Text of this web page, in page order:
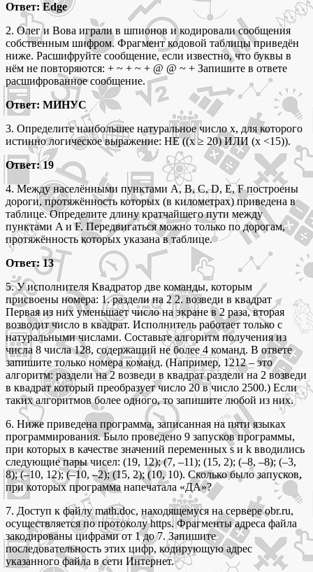
Ответ: Edge
2. Олег и Вова играли в шпионов и кодировали сообщения
собственным шифром. Фрагмент кодовой таблицы приведён
ниже. Расшифруйте сообщение, если известно, что буквы в
нём не повторяются: + ~ + ~ + @ @ ~ + Запишите в ответе
расшифрованное сообщение.
Ответ: МИНУС
3. Определите наибольшее натуральное число x, для которого
истинно логическое выражение: НЕ ((x ≥ 20) ИЛИ (x <15)).
Ответ: 19
4. Между населёнными пунктами A, B, C, D, E, F построены
дороги, протяжённость которых (в километрах) приведена в
таблице. Определите длину кратчайшего пути между
пунктами A и F. Передвигаться можно только по дорогам,
протяжённость которых указана в таблице.
Ответ: 13
5. У исполнителя Квадратор две команды, которым
присвоены номера: 1. раздели на 2 2. возведи в квадрат
Первая из них уменьшает число на экране в 2 раза, вторая
возводит число в квадрат. Исполнитель работает только с
натуральными числами. Составьте алгоритм получения из
числа 8 числа 128, содержащий не более 4 команд. В ответе
запишите только номера команд. (Например, 1212 – это
алгоритм: раздели на 2 возведи в квадрат раздели на 2 возведи
в квадрат который преобразует число 20 в число 2500.) Если
таких алгоритмов более одного, то запишите любой из них.
6. Ниже приведена программа, записанная на пяти языках
программирования. Было проведено 9 запусков программы,
при которых в качестве значений переменных s и k вводились
следующие пары чисел: (19, 12); (7, –11); (15, 2); (–8, –8); (–3,
8); (–10, 12); (–10, –2); (15, 2); (10, 10). Сколько было запусков,
при которых программа напечатала «ДА»?
7. Доступ к файлу math.doc, находящемуся на сервере obr.ru,
осуществляется по протоколу https. Фрагменты адреса файла
закодированы цифрами от 1 до 7. Запишите
последовательность этих цифр, кодирующую адрес
указанного файла в сети Интернет.